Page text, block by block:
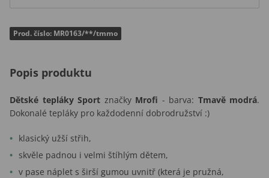
Prod. číslo: MR0163/**/tmmo
Popis produktu
Dětské tepláky Sport značky Mrofi - barva: Tmavě modrá.
Dokonalé tepláky pro každodenní dobrodružství :)
klasický užší střih,
skvěle padnou i velmi štíhlým dětem,
v pase náplet s širší gumou uvnitř (která je pružná,